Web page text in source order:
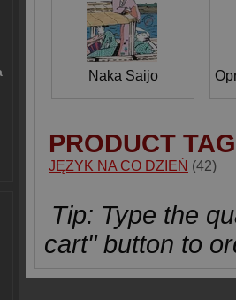
Naka Saijo
PRODUCT
JĘZYK NA CO DZIEŃ (42)
Tip: Type the
cart" button to